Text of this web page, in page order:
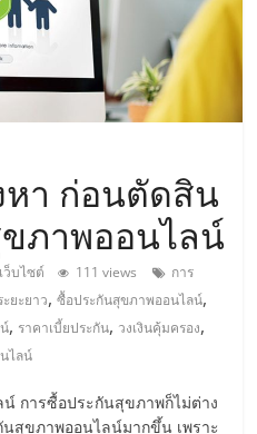
หา ก่อนตัดสิน
ภาพออนไลน์
ว็บไซต์ 111 views
การ
ยะยาว,ซื้อประกันสุขภาพออนไลน์,
, ราคาเบี้ยประกัน, วงเงินคุ้มครอง,
ไลน์
การซื้อประกันสุขภาพก็ไม่ต่าง
สุขภาพออนไลน์มากขึ้น เพราะ